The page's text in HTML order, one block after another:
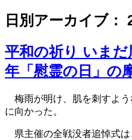
日別アーカイブ：
平和の祈り いま
年「慰霊の日」の
梅雨が明け、肌を刺すよ
に向かった。
県主催の全戦没者追悼式